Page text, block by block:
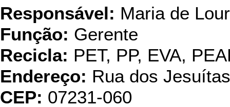
Responsável: Maria de
Função: Gerente
Recicla: PET, PP, EVA,
Endereço: Rua dos
CEP: 07231-060